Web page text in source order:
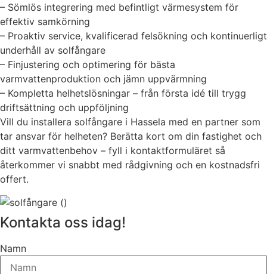
– Sömlös integrering med befintligt värmesystem för
effektiv samkörning
– Proaktiv service, kvalificerad felsökning och kontinuerligt
underhåll av solfångare
– Finjustering och optimering för bästa
varmvattenproduktion och jämn uppvärmning
– Kompletta helhetslösningar – från första idé till trygg
driftsättning och uppföljning
Vill du installera solfångare i Hassela med en partner som
tar ansvar för helheten? Berätta kort om din fastighet och
ditt varmvattenbehov – fyll i kontaktformuläret så
återkommer vi snabbt med rådgivning och en kostnadsfri
offert.
Kontakta oss idag!
Namn